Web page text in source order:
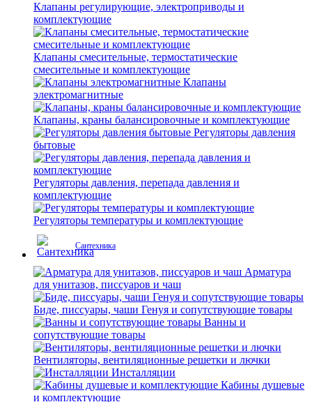
Клапаны регулирующие, электроприводы и
комплектующие
Клапаны смесительные, термостатические
смесительные и комплектующие
Клапаны
электромагнитные
Клапаны, краны балансировочные и комплектующие
Регуляторы давления
бытовые
Регуляторы давления, перепада давления и
комплектующие
Регуляторы температуры и комплектующие
Сантехника
Арматура
для унитазов, писсуаров и чаш
Биде, писсуары, чаши Генуя и сопутствующие товары
Ванны и
сопутствующие товары
Вентиляторы, вентиляционные решетки и лючки
Инсталляции
Кабины душевые
и комплектующие